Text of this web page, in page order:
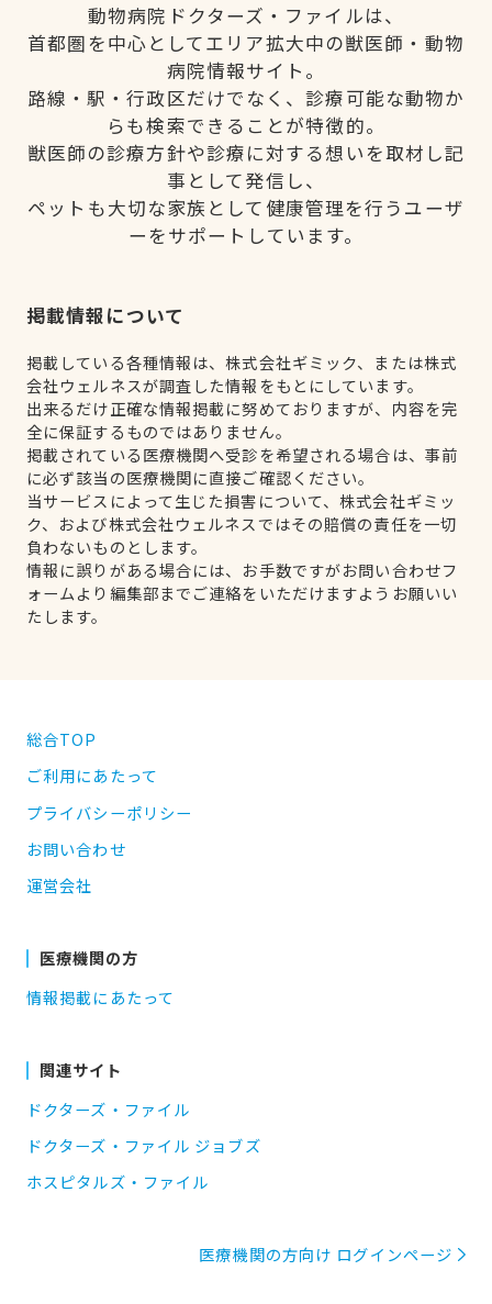
動物病院ドクターズ・ファイルは、
首都圏を中心としてエリア拡大中の獣医師・動物
病院情報サイト。
路線・駅・行政区だけでなく、診療可能な動物か
らも検索できることが特徴的。
獣医師の診療方針や診療に対する想いを取材し記
事として発信し、
ペットも大切な家族として健康管理を行うユーザ
ーをサポートしています。
掲載情報について
掲載している各種情報は、株式会社ギミック、または株式
会社ウェルネスが調査した情報をもとにしています。
出来るだけ正確な情報掲載に努めておりますが、内容を完
全に保証するものではありません。
掲載されている医療機関へ受診を希望される場合は、事前
に必ず該当の医療機関に直接ご確認ください。
当サービスによって生じた損害について、株式会社ギミッ
ク、および株式会社ウェルネスではその賠償の責任を一切
負わないものとします。
情報に誤りがある場合には、お手数ですがお問い合わせフ
ォームより編集部までご連絡をいただけますようお願いい
たします。
総合TOP
ご利用にあたって
プライバシーポリシー
お問い合わせ
運営会社
医療機関の方
情報掲載にあたって
関連サイト
ドクターズ・ファイル
ドクターズ・ファイル ジョブズ
ホスピタルズ・ファイル
医療機関の方向け ログインページ